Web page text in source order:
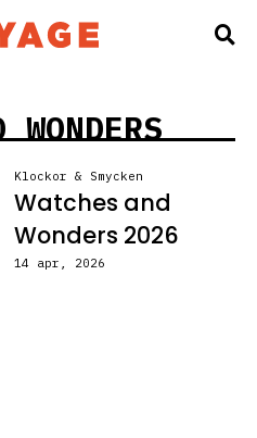
WONDERS
Klockor & Smycken
Watches and
Wonders 2026
14 apr, 2026